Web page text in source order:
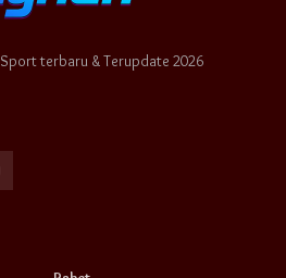
terbaru & Terupdate 2026